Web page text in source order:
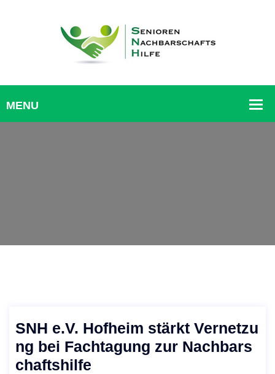
SNH e.V. Hofheim stärkt Vernetzu
ng bei Fachtagung zur Nachbars
chaftshilfe